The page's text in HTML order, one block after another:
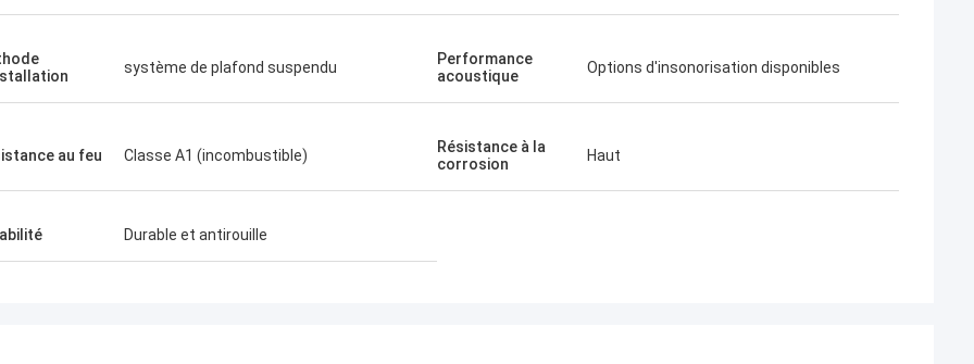
système de plafond suspendu
Performance
acoustique
Options d'insonorisation disponibles
au feu Classe A1 (incombustible)
Résistance à la
corrosion
Haut
Durable et antirouille